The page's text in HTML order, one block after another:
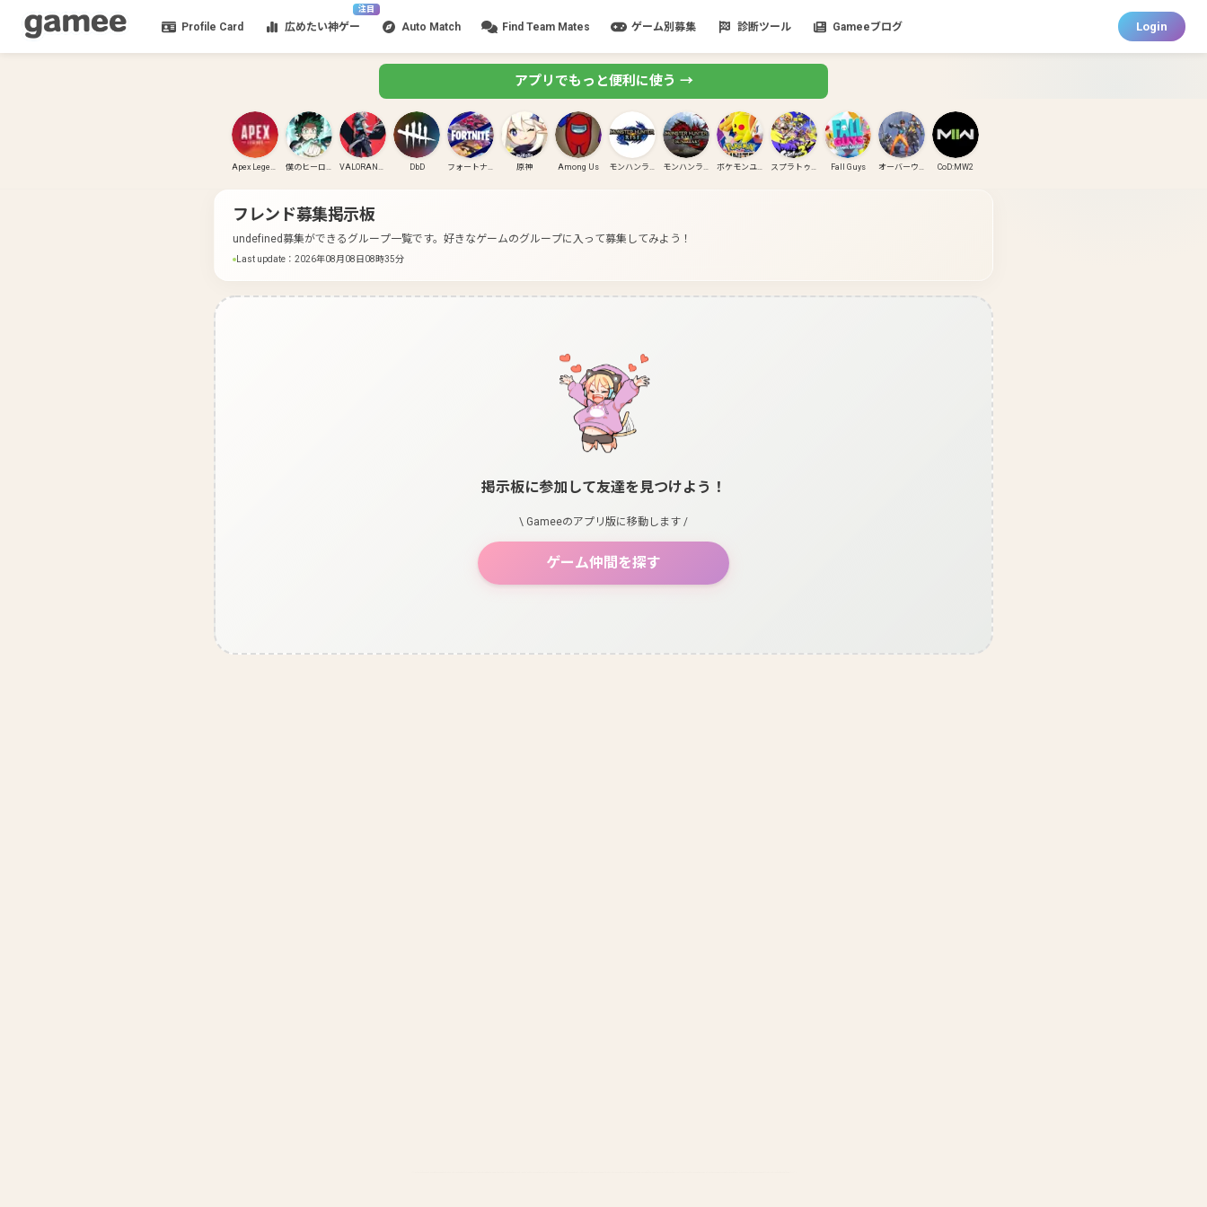
Profile Card
注目
広めたい神ゲー Auto Match Find Team Mates ゲーム別募集 診断ツール Gameeブログ Login
アプリでもっと便利に使う →
Apex Legends 僕のヒーローアカデミア ULTRA RUMBLE VALORANT(PC) DbD フォートナイト 原神 Among Us モンハンライズ モンハンライズ:サンブレイク ポケモンユナイト スプラトゥーン3 Fall Guys オーバーウォッチ CoD:MW2
フレンド募集掲示板
undefined募集ができるグループ一覧です。 好きなゲームのグループに入って募集してみよう！
Last update ： 2026年08月08日08時35分
掲示板に参加して友達を見つけよう！
\ Gameeのアプリ版に移動します /
ゲーム仲間を探す